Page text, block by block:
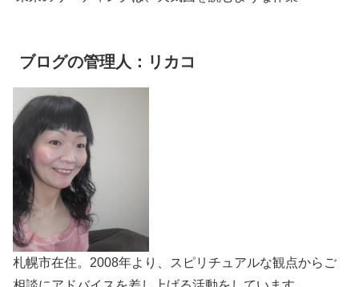
ブログの管理人：リカコ
札幌市在住。2008年より、スピリチュアルな観点からご